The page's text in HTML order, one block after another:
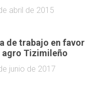
abril de 2015
de trabajo en favor
agro Tizimileño
junio de 2017